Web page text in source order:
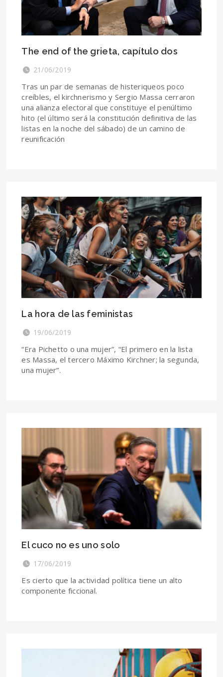
The end of the grieta, capítulo dos
21/06/2019
Tras un par de semanas de histeriqueos poco
creíbles, el kirchnerismo y Sergio Massa cerraron
una alianza electoral que constituye el penúltimo
hito (el último será la constitución definitiva de las
listas en la noche del sábado) de un camino de
reunificación
La hora de las feministas
19/06/2019
“Era Pichetto o una mujer”, “El primero en la lista
es Massa, el tercero Máximo Kirchner; la segunda,
una mujer”.
El cuco no es uno solo
17/06/2019
Es cierto que la actividad política tiene un alto
componente ficcional.